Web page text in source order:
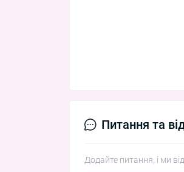
Питання та
Додайте питання, і ми